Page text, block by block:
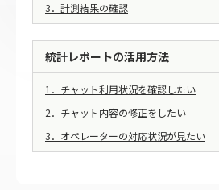
3．計測結果の確認
統計レポートの活用方法
1．チャット利用状況を確認したい
2．チャット内容の修正をしたい
3．オペレーターの対応状況が見たい